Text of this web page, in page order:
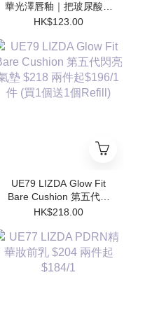
華光澤唇釉｜把玻尿酸塗
在嘴唇上💧 $123/1 兩支
HK$123.00
UE79 LIZDA Glow Fit
Bare Cushion 第五代閃
亮氣墊 $218 兩件起
Refill)
HK$218.00